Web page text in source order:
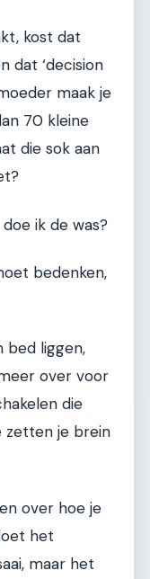
kost dat
dat ‘decision
maak je
70 kleine
die sok aan
ik de was?
bedenken,
bed liggen,
over voor
die
zetten je brein
over hoe je
het
maar het